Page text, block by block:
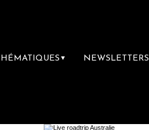
▼ NEWSLETTERS